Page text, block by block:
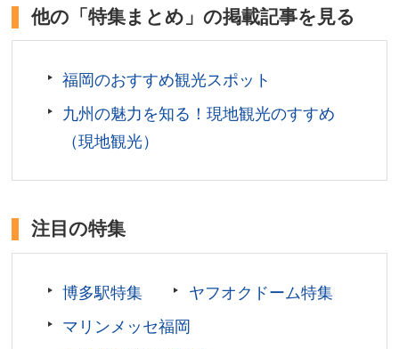
の景色を作り出します。２０２３年には長浜ラーメ
ます。
福岡県福岡市
営業時間／店舗により異なる
他の「特集まとめ」の掲載記事を見る
福岡のおすすめ観光スポット
九州の魅力を知る！現地観光のすすめ
（現地観光）
注目の特集
博多駅特集
ヤフオクドーム特集
マリンメッセ福岡